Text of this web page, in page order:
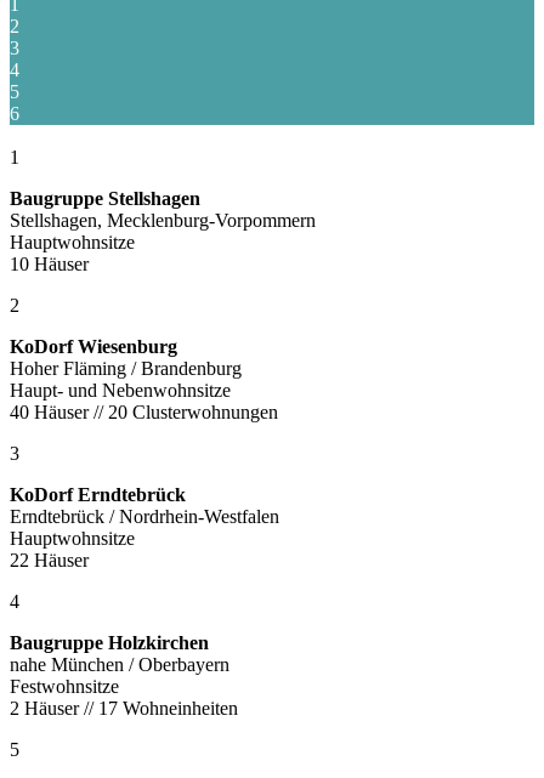
2
3
4
5
6
1
Baugruppe Stellshagen
Stellshagen, Mecklenburg-Vorpommern
Hauptwohnsitze
10 Häuser
2
KoDorf Wiesenburg
Hoher Fläming / Brandenburg
Haupt- und Nebenwohnsitze
40 Häuser // 20 Clusterwohnungen
3
KoDorf Erndtebrück
Erndtebrück / Nordrhein-Westfalen
Hauptwohnsitze
22 Häuser
4
Baugruppe Holzkirchen
nahe München / Oberbayern
Festwohnsitze
2 Häuser // 17 Wohneinheiten
5